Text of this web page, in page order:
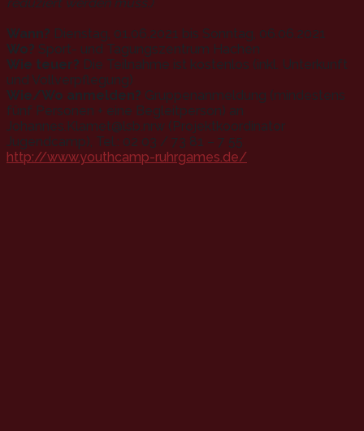
Wann? Dienstag, 01.06.2021 bis Sonntag, 06.06.2021
Wo? Sport- und Tagungszentrum Hachen
Wie teuer? Die Teilnahme ist kostenlos (inkl. Unterkunft
und Vollverpflegung)
Wie/Wo anmelden? Gruppenanmeldung (mindestens
fünf Personen + eine Begleitperson) an
Johannes.Klamet@lsb.nrw (Projektkoordinator
Jugendcamp), Tel.: 02 03 / 73 81 – 7 55
http://www.youthcamp-ruhrgames.de/